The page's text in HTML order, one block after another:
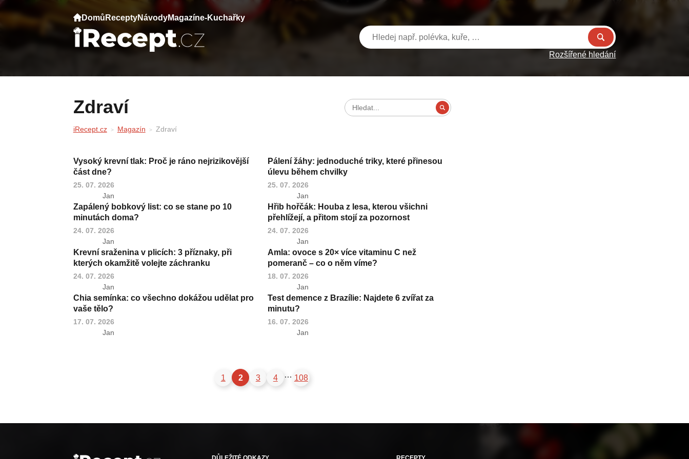
Domů ReceptyNávodyMagazíne-Kuchařky
Rozšířené hledání
Zdraví
iRecept.cz Magazín Zdraví
Vysoký krevní tlak: Proč je ráno nejrizikovější
část dne?
25. 07. 2026
Jan
Pálení žáhy: jednoduché triky, které přinesou
úlevu během chvilky
25. 07. 2026
Jan
Zapálený bobkový list: co se stane po 10
minutách doma?
24. 07. 2026
Jan
Hřib hořčák: Houba z lesa, kterou všichni
přehlížejí, a přitom stojí za pozornost
24. 07. 2026
Jan
Krevní sraženina v plicích: 3 příznaky, při
kterých okamžitě volejte záchranku
24. 07. 2026
Jan
Amla: ovoce s 20× více vitaminu C než
pomeranč – co o něm víme?
18. 07. 2026
Jan
Chia semínka: co všechno dokážou udělat pro
vaše tělo?
17. 07. 2026
Jan
Test demence z Brazílie: Najdete 6 zvířat za
minutu?
16. 07. 2026
Jan
1 2 3 4 … 108